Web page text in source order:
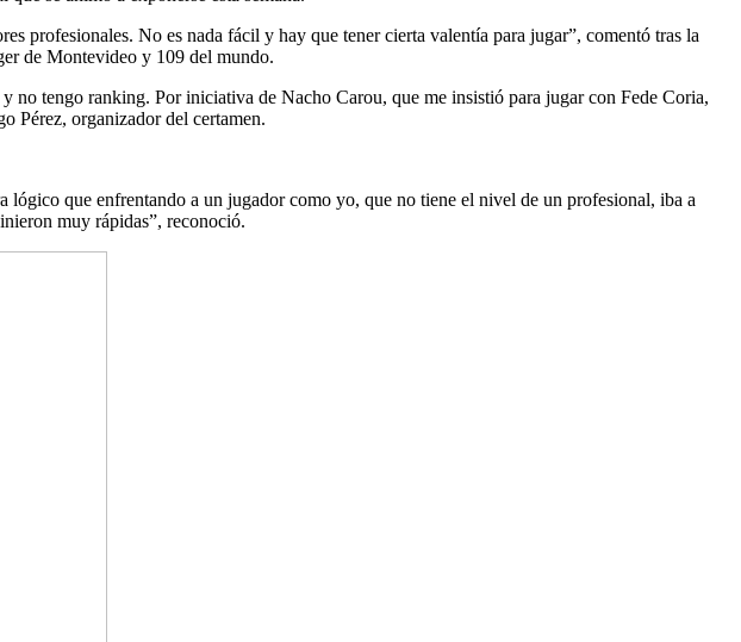
profesionales. No es nada fácil y hay que tener cierta valentía para jugar”, comentó tras la
de Montevideo y 109 del mundo.
tengo ranking. Por iniciativa de Nacho Carou, que me insistió para jugar con Fede Coria,
Pérez, organizador del certamen.
lógico que enfrentando a un jugador como yo, que no tiene el nivel de un profesional, iba a
muy rápidas”, reconoció.